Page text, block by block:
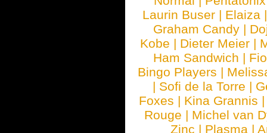
Laurin Buser | Elaiza
Graham Candy |
Kobe | Dieter Meier |
Ham Sandwich |
Bingo Players |
| Sofi de la Torre |
Foxes | Kina Grannis
Rouge | Michel van
Zinc | Plasma |